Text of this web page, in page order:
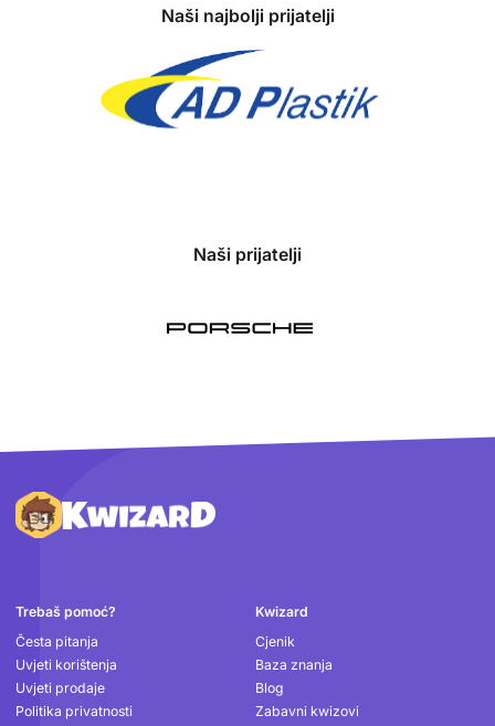
Naši najbolji prijatelji
Naši prijatelji
Podnožje
Trebaš pomoć?
Česta pitanja
Uvjeti korištenja
Uvjeti prodaje
Politika privatnosti
Kwizard
Cjenik
Baza znanja
Blog
Zabavni kwizovi